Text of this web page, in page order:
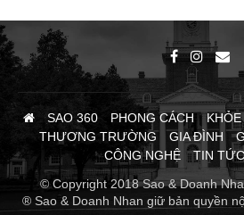
SAO 360 PHONG CÁCH
THƯƠNG TRƯỜNG
GIA ĐÌNH
CÔNG NGHỆ
TIN TỨC
© Copyright 2018 Sao & Doanh
® Sao & Doanh Nhan giữ bản quyền